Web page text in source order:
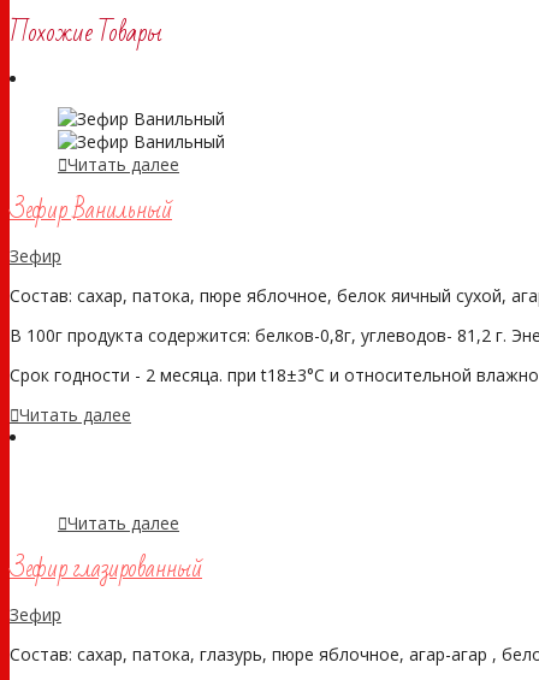
Похожие Товары
Читать далее
Зефир Ванильный
Зефир
Состав: сахар, патока, пюре яблочное, белок яичный сухой,
В 100г продукта содержится: белков-0,8г, углеводов- 81,2 г.
Срок годности - 2 месяца. при t18±3°С и относительной
Читать далее
Читать далее
Зефир глазированный
Зефир
Состав: сахар, патока, глазурь, пюре яблочное, агар-агар ,